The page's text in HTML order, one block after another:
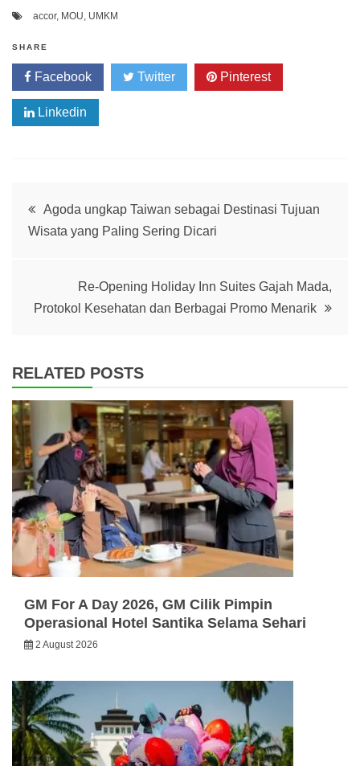
accor, MOU, UMKM
SHARE
Facebook Twitter Pinterest
Linkedin
Post
navigation
Agoda ungkap Taiwan sebagai Destinasi Tujuan
Wisata yang Paling Sering Dicari
Re-Opening Holiday Inn Suites Gajah Mada,
Protokol Kesehatan dan Berbagai Promo Menarik
RELATED POSTS
GM For A Day 2026, GM Cilik Pimpin
Operasional Hotel Santika Selama Sehari
2 August 2026